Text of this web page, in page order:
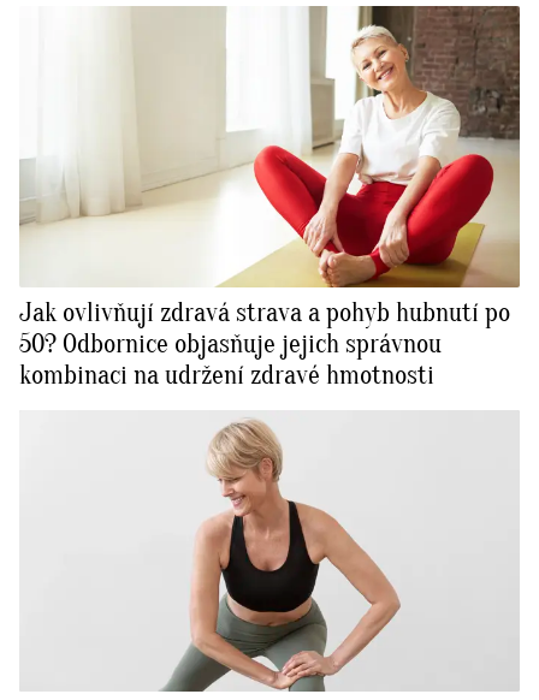
Jak ovlivňují zdravá strava a pohyb hubnutí po
50? Odbornice objasňuje jejich správnou
kombinaci na udržení zdravé hmotnosti